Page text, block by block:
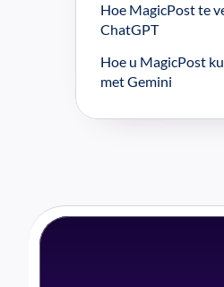
Hoe MagicPost te
ChatGPT
Hoe u MagicPost
met Gemini